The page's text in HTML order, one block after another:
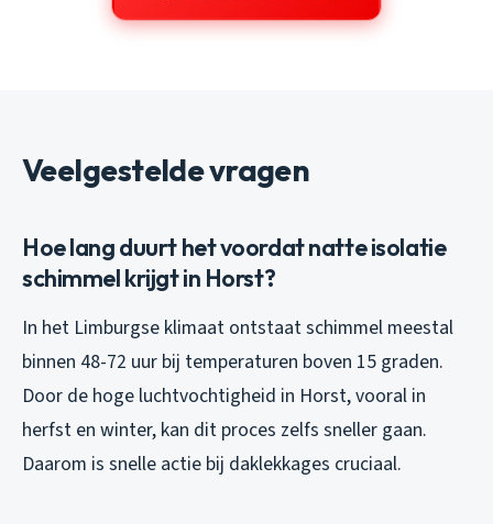
Veelgestelde vragen
Hoe lang duurt het voordat natte isolatie
schimmel krijgt in Horst?
In het Limburgse klimaat ontstaat schimmel meestal
binnen 48-72 uur bij temperaturen boven 15 graden.
Door de hoge luchtvochtigheid in Horst, vooral in
herfst en winter, kan dit proces zelfs sneller gaan.
Daarom is snelle actie bij daklekkages cruciaal.